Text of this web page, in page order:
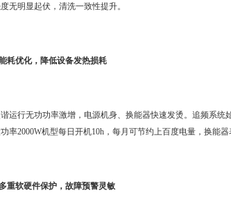
无明显起伏，清洗一致性提升。
耗优化，降低设备发热损耗
运行无功功率激增，电源机身、换能器快速发烫。追频系
率2000W机型每日开机10h，每月可节约上百度电量，换能
重软硬件保护，故障预警灵敏